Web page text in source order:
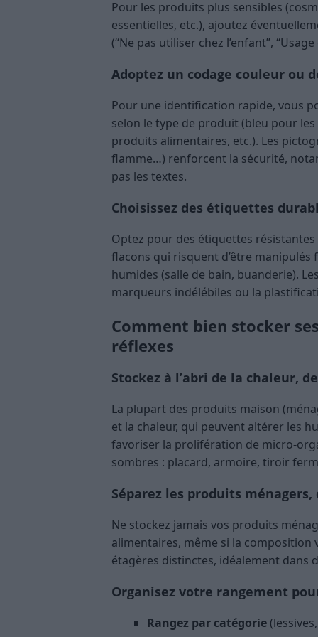
Pour les produits plus sensibles
essentielles, etc.), ajoutez
(“Ne pas utiliser chez l’enfant”,
Adoptez un codage couleur ou
Pour une identification rapide, vous
selon le type de produit (bleu pour
produits alimentaires, etc.). Les
flamme…) renforcent la sécurité,
pas les textes.
Choisissez des étiquettes
Optez pour des étiquettes résistantes
flacons qui risquent d’être
humides (salle de bain, buanderie).
marqueurs indélébiles ou la
Comment bien stocker
réflexes
Stockez à l’abri de la chaleur,
La plupart des produits maison
et la chaleur, qui peuvent altérer les
favoriser la prolifération de micro-
sombres : placard, armoire, tiroir
Séparez les produits
Ne stockez jamais vos produits
alimentaires, même si la composition
étagères distinctes, idéalement dans
Organisez votre rangement
Rangez par catégorie